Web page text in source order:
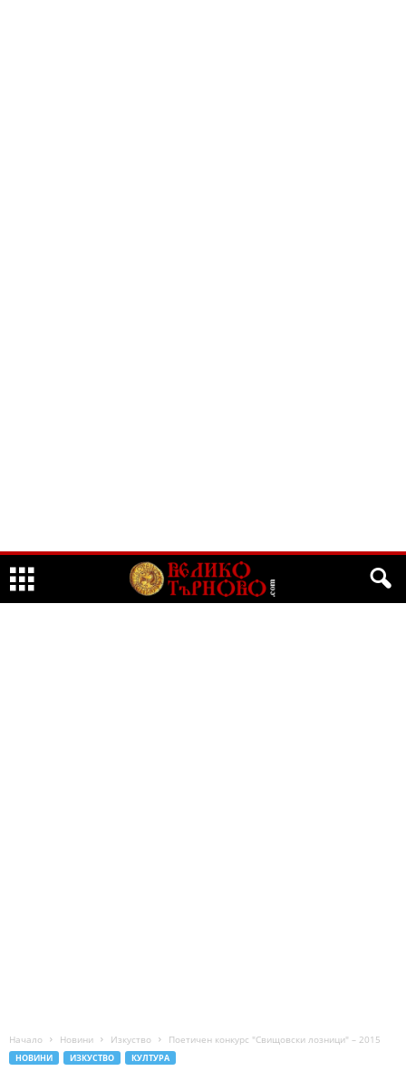
Начало Новини Изкуство Поетичен конкурс "Свищовски лозници" – 2015
НОВИНИ ИЗКУСТВО КУЛТУРА